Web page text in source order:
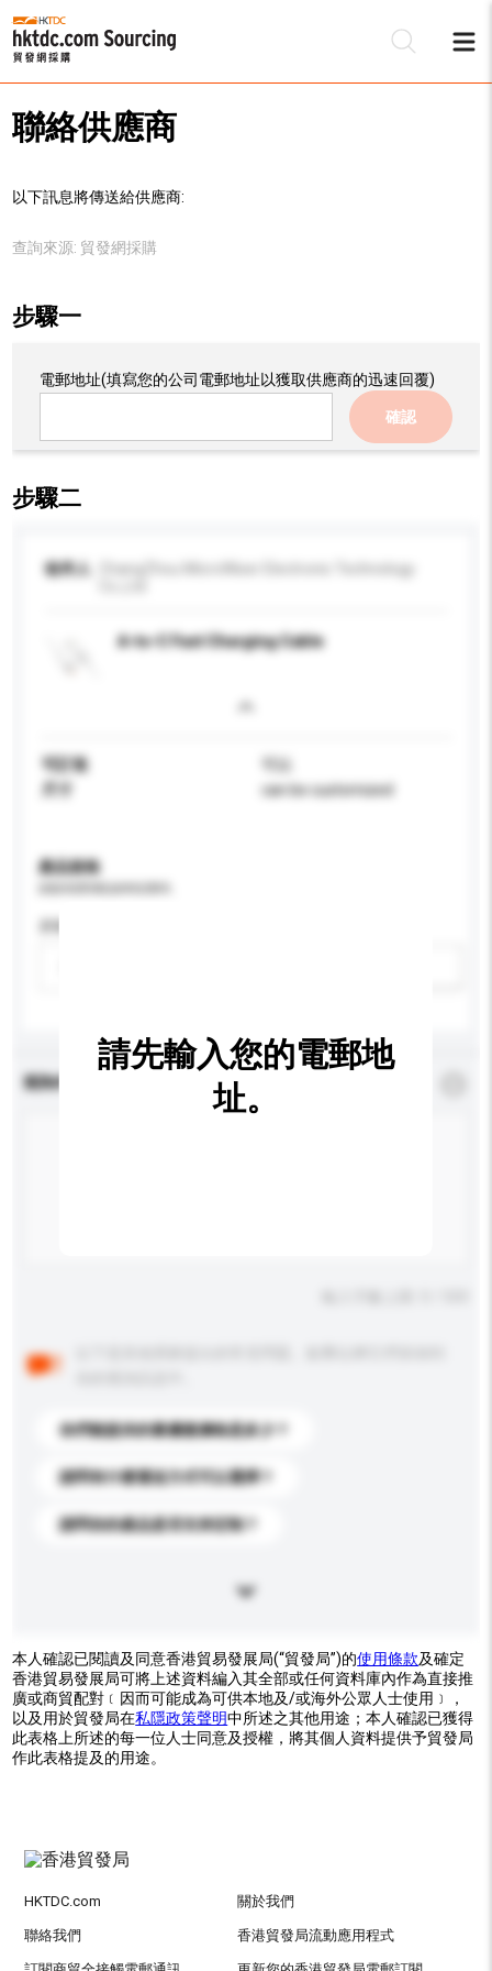
聯絡供應商
以下訊息將傳送給供應商:
查詢來源: 貿發網採購
步驟一
電郵地址(填寫您的公司電郵地址以獲取供應商的迅速回覆)
確認
步驟二
收件人
A-to-C Fast Charging Cable
可訂造
可以
can be customized
產品規格
查詢內容
你們能提供的最優惠價格是多少？
請問有什麼運送方式可以選擇？
請問你的產品是否支持定制？
請先輸入您的電郵地
址。
本人確認已閱讀及同意香港貿易發展局(“貿發局”)的使用條款及確定
香港貿易發展局可將上述資料編入其全部或任何資料庫內作為直接推
廣或商貿配對﹝因而可能成為可供本地及/或海外公眾人士使用﹞，
以及用於貿發局在私隱政策聲明中所述之其他用途；本人確認已獲得
此表格上所述的每一位人士同意及授權，將其個人資料提供予貿發局
作此表格提及的用途。
HKTDC.com 關於我們
聯絡我們 香港貿發局流動應用程式